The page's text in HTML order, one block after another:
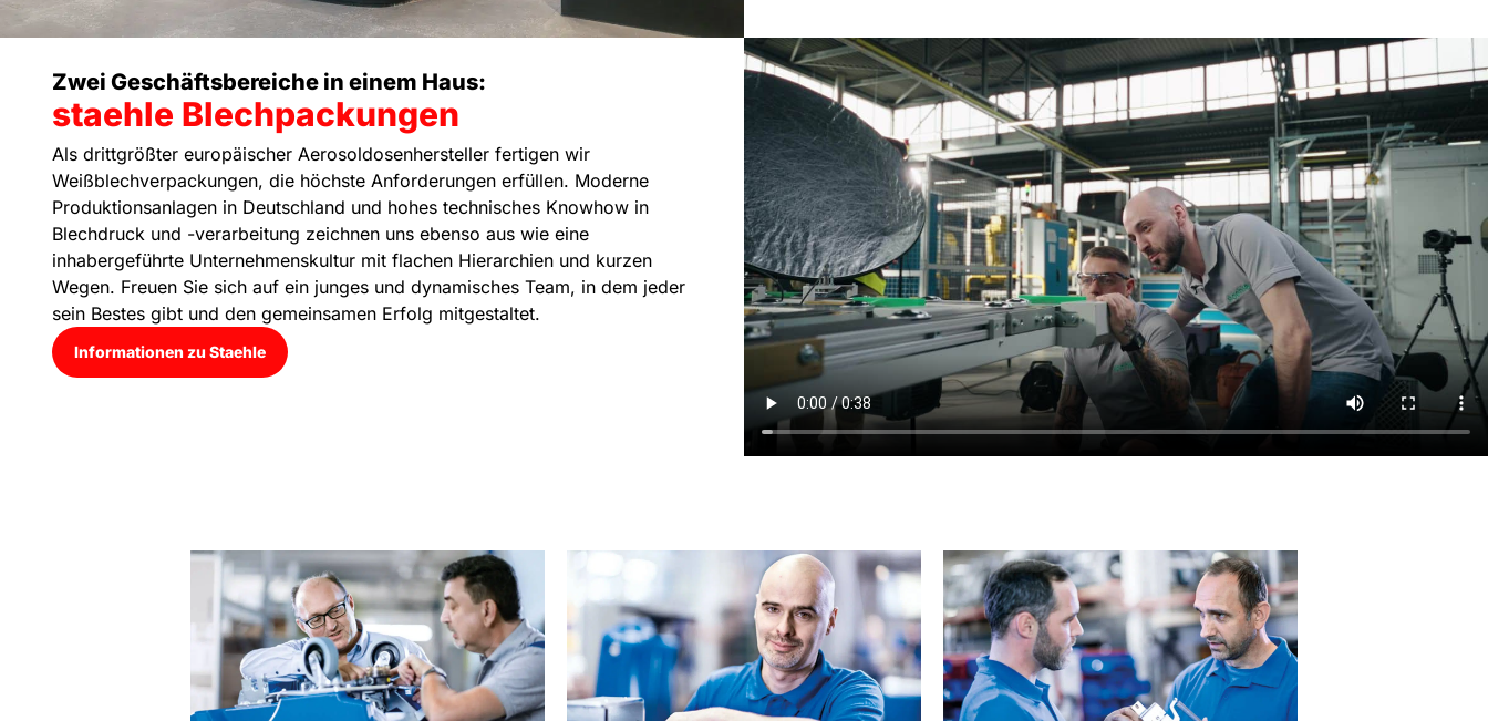
Zwei Geschäftsbereiche in einem Haus:
staehle Blechpackungen
Als drittgrößter europäischer Aerosoldosenhersteller fertigen wir
Weißblechverpackungen, die höchste Anforderungen erfüllen. Moderne
Produktionsanlagen in Deutschland und hohes technisches Knowhow in
Blechdruck und -verarbeitung zeichnen uns ebenso aus wie eine
inhabergeführte Unternehmenskultur mit flachen Hierarchien und kurzen
Wegen. Freuen Sie sich auf ein junges und dynamisches Team, in dem jeder
sein Bestes gibt und den gemeinsamen Erfolg mitgestaltet.
Informationen zu Staehle